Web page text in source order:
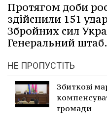
Протягом доби
здійснили 151
Збройних сил
Генеральний штаб.
НЕ ПРОПУСТІТЬ
Збиткові
громади